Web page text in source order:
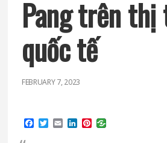
Pang trên
quốc tế
FEBRUARY 7, 2023
Facebook
Twitter
EmailLinkedIn
Pinterest